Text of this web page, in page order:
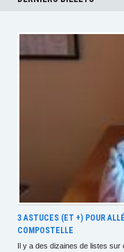
3 ASTUCES (ET +) POUR
COMPOSTELLE
Il y a des dizaines de listes